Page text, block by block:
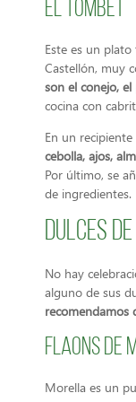
El Tombet
Este es un
Castellón, muy
son el conejo,
cocina con
En un
cebolla, ajos,
Por último, se
de ingredientes.
Dulces
No hay
alguno de sus
recomendamos
Flaons de
Morella es un